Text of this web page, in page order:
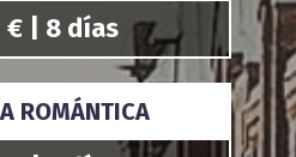
€ | 8 días
ROMÁNTICA